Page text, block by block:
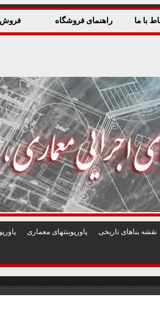
با ما راهنمای فروشگاه فروش
نقشه بناهای تاريخی پاورپوينتهای معماری